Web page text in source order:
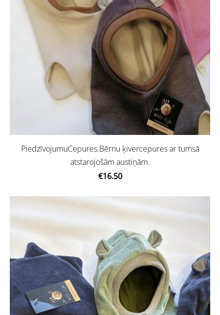
PiedzīvojumuCepures.Bērnu ķivercepures ar tumsā
atstarojošām austiņām.
€16.50